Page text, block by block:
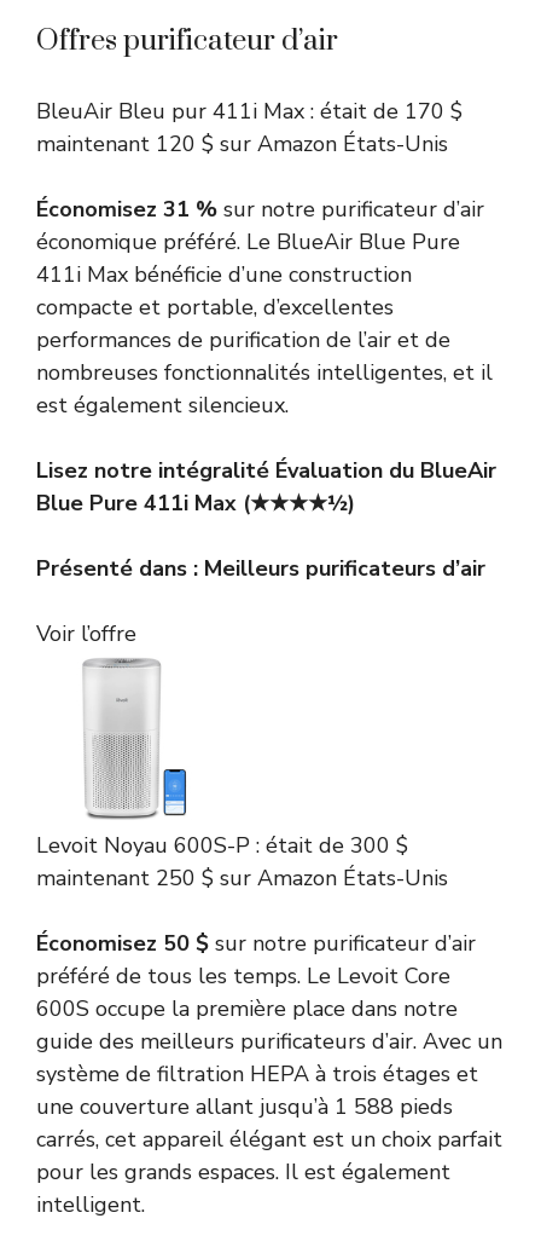
Offres purificateur d’air
BleuAir Bleu pur 411i Max : était de 170 $
maintenant 120 $ sur Amazon États-Unis
Économisez 31 % sur notre purificateur d’air
économique préféré. Le BlueAir Blue Pure
411i Max bénéficie d’une construction
compacte et portable, d’excellentes
performances de purification de l’air et de
nombreuses fonctionnalités intelligentes, et il
est également silencieux.
Lisez notre intégralité Évaluation du BlueAir
Blue Pure 411i Max (★★★★½)
Présenté dans : Meilleurs purificateurs d’air
Voir l’offre
Levoit Noyau 600S-P : était de 300 $
maintenant 250 $ sur Amazon États-Unis
Économisez 50 $ sur notre purificateur d’air
préféré de tous les temps. Le Levoit Core
600S occupe la première place dans notre
guide des meilleurs purificateurs d’air. Avec un
système de filtration HEPA à trois étages et
une couverture allant jusqu’à 1 588 pieds
carrés, cet appareil élégant est un choix parfait
pour les grands espaces. Il est également
intelligent.